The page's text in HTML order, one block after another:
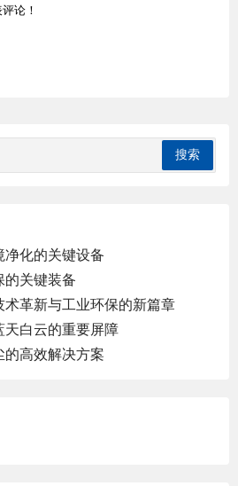
论！
化的关键设备
关键装备
革新与工业环保的新篇章
白云的重要屏障
高效解决方案